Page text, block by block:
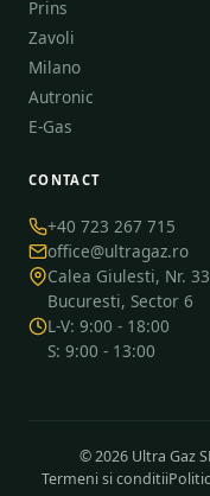
Prins
Zavoli
Milano
Autronic
E-Gas
CONTACT
+40 723 267 715
office@ultragaz.ro
Calea Giulesti, Nr.
Bucuresti, Sector 6
L-V: 9:00 - 18:00
S: 9:00 - 13:00
© 2026 Ultra Gaz
Termeni si conditii